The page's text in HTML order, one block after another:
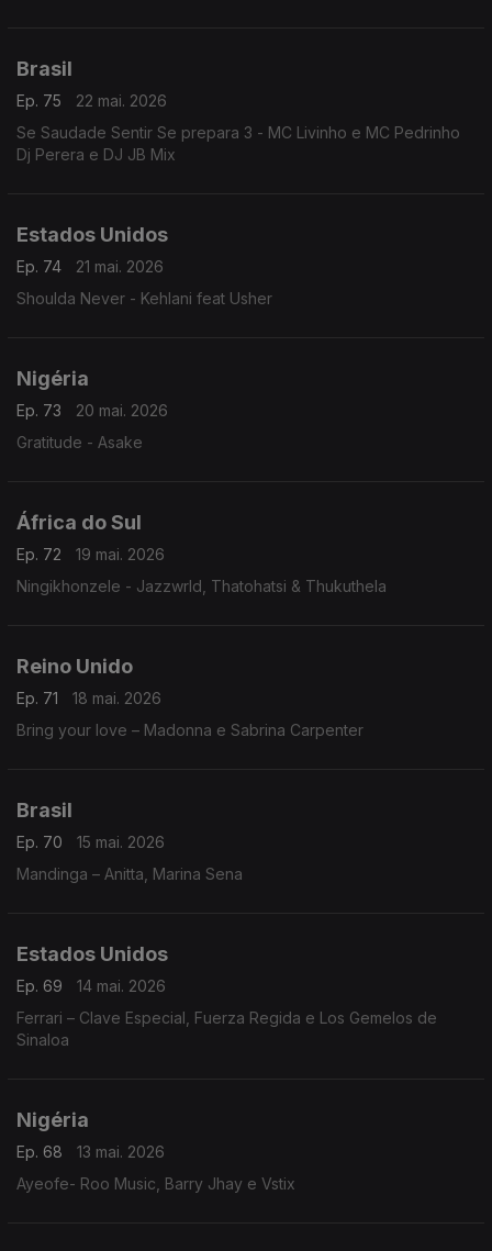
Brasil
Ep. 75
22 mai. 2026
Se Saudade Sentir Se prepara 3 - MC Livinho e MC Pedrinho
Dj Perera e DJ JB Mix
Estados Unidos
Ep. 74
21 mai. 2026
Shoulda Never - Kehlani feat Usher
Nigéria
Ep. 73
20 mai. 2026
Gratitude - Asake
África do Sul
Ep. 72
19 mai. 2026
Ningikhonzele - Jazzwrld, Thatohatsi & Thukuthela
Reino Unido
Ep. 71
18 mai. 2026
Bring your love – Madonna e Sabrina Carpenter
Brasil
Ep. 70
15 mai. 2026
Mandinga – Anitta, Marina Sena
Estados Unidos
Ep. 69
14 mai. 2026
Ferrari – Clave Especial, Fuerza Regida e Los Gemelos de
Sinaloa
Nigéria
Ep. 68
13 mai. 2026
Ayeofe- Roo Music, Barry Jhay e Vstix